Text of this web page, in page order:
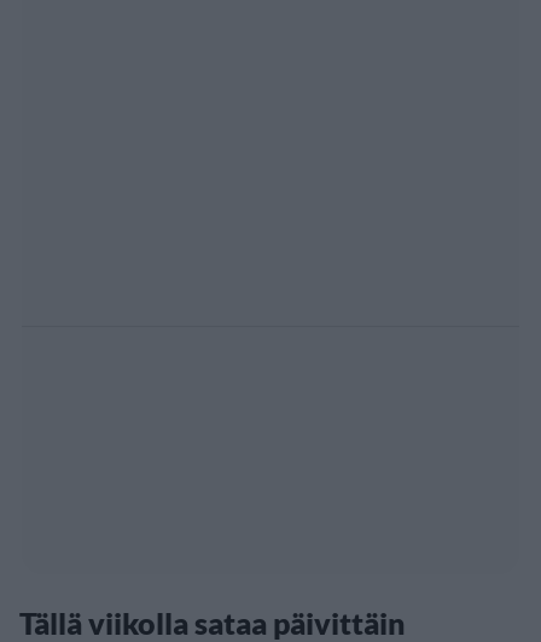
Tällä viikolla sataa päivittäin